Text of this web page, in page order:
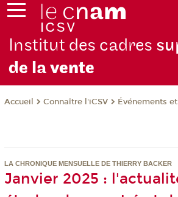
Institut des cadres
de lavente
Accueil Connaître l'iCSV Événements
LA CHRONIQUE MENSUELLE DE THIERRY BACKER
Janvier 2025 :